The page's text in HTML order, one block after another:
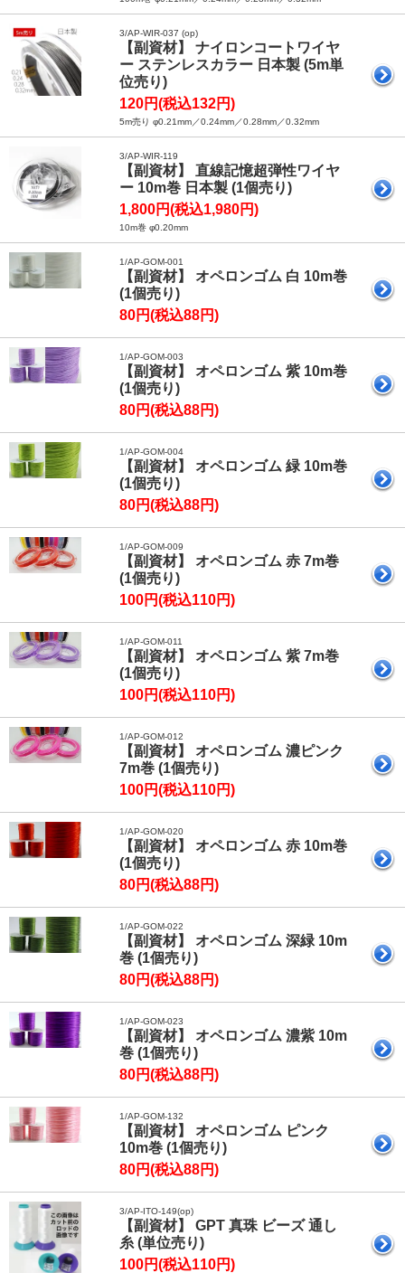
3/AP-WIR-037 (op)
【副資材】 ナイロンコートワイヤ
ー ステンレスカラー 日本製 (5m単
位売り)
120円(税込132円)
5m売り φ0.21mm／0.24mm／0.28mm／0.32mm
3/AP-WIR-119
【副資材】 直線記憶超弾性ワイヤ
ー 10m巻 日本製 (1個売り)
1,800円(税込1,980円)
10m巻 φ0.20mm
1/AP-GOM-001
【副資材】 オペロンゴム 白 10m巻
(1個売り)
80円(税込88円)
1/AP-GOM-003
【副資材】 オペロンゴム 紫 10m巻
(1個売り)
80円(税込88円)
1/AP-GOM-004
【副資材】 オペロンゴム 緑 10m巻
(1個売り)
80円(税込88円)
1/AP-GOM-009
【副資材】 オペロンゴム 赤 7m巻
(1個売り)
100円(税込110円)
1/AP-GOM-011
【副資材】 オペロンゴム 紫 7m巻
(1個売り)
100円(税込110円)
1/AP-GOM-012
【副資材】 オペロンゴム 濃ピンク
7m巻 (1個売り)
100円(税込110円)
1/AP-GOM-020
【副資材】 オペロンゴム 赤 10m巻
(1個売り)
80円(税込88円)
1/AP-GOM-022
【副資材】 オペロンゴム 深緑 10m
巻 (1個売り)
80円(税込88円)
1/AP-GOM-023
【副資材】 オペロンゴム 濃紫 10m
巻 (1個売り)
80円(税込88円)
1/AP-GOM-132
【副資材】 オペロンゴム ピンク
10m巻 (1個売り)
80円(税込88円)
3/AP-ITO-149(op)
【副資材】 GPT 真珠 ビーズ 通し
糸 (単位売り)
100円(税込110円)